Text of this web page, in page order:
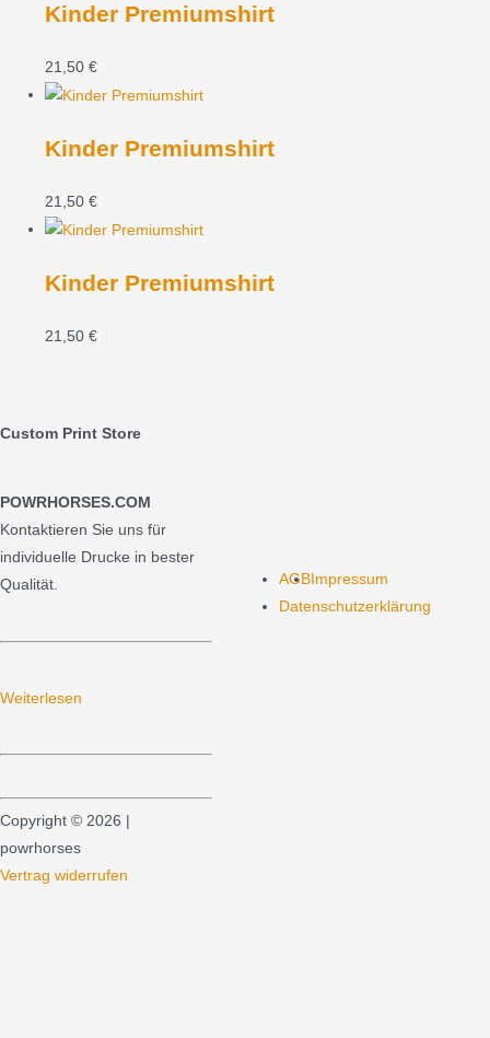
Kinder Premiumshirt
21,50€
Kinder Premiumshirt
21,50€
Kinder Premiumshirt
21,50€
Custom Print Store
POWRHORSES.COM
Kontaktieren Sie uns für
individuelle Drucke in bester
Qualität.
Weiterlesen
AGBImpressum
Datenschutzerklärung
Copyright © 2026 |
powrhorses
Vertrag widerrufen